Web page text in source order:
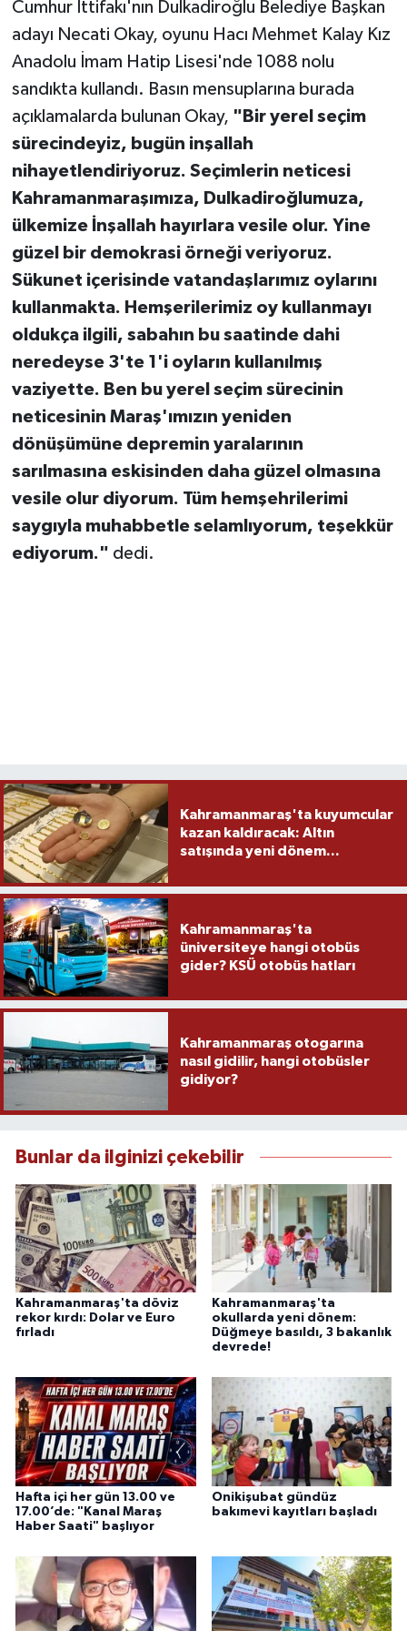
Cumhur İttifakı'nın Dulkadiroğlu Belediye Başkan
adayı Necati Okay, oyunu Hacı Mehmet Kalay Kız
Anadolu İmam Hatip Lisesi'nde 1088 nolu
sandıkta kullandı. Basın mensuplarına burada
açıklamalarda bulunan Okay, "Bir yerel seçim
sürecindeyiz, bugün inşallah
nihayetlendiriyoruz. Seçimlerin neticesi
Kahramanmaraşımıza, Dulkadiroğlumuza,
ülkemize İnşallah hayırlara vesile olur. Yine
güzel bir demokrasi örneği veriyoruz.
Sükunet içerisinde vatandaşlarımız oylarını
kullanmakta. Hemşerilerimiz oy kullanmayı
oldukça ilgili, sabahın bu saatinde dahi
neredeyse 3'te 1'i oyların kullanılmış
vaziyette. Ben bu yerel seçim sürecinin
neticesinin Maraş'ımızın yeniden
dönüşümüne depremin yaralarının
sarılmasına eskisinden daha güzel olmasına
vesile olur diyorum. Tüm hemşehrilerimi
saygıyla muhabbetle selamlıyorum, teşekkür
ediyorum." dedi.
Kahramanmaraş'ta kuyumcular
kazan kaldıracak: Altın
satışında yeni dönem...
Kahramanmaraş'ta
üniversiteye hangi otobüs
gider? KSÜ otobüs hatları
Kahramanmaraş otogarına
nasıl gidilir, hangi otobüsler
gidiyor?
Bunlar da ilginizi çekebilir
Kahramanmaraş'ta döviz
rekor kırdı: Dolar ve Euro
fırladı
Kahramanmaraş'ta
okullarda yeni dönem:
Düğmeye basıldı, 3 bakanlık
devrede!
Hafta içi her gün 13.00 ve
17.00’de: "Kanal Maraş
Haber Saati" başlıyor
Onikişubat gündüz
bakımevi kayıtları başladı
TEKNOLOJİ
YAŞAM
KÜLTÜR SANAT